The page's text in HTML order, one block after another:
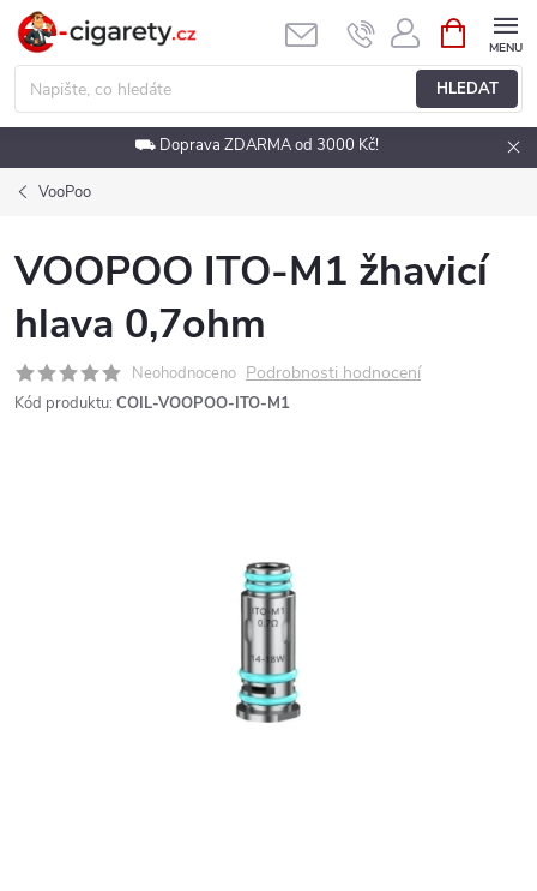
Přejít
obsah
HLEDAT
NÁKUPNÍ
KOŠÍK
⛟ Doprava ZDARMA od 3000 Kč!
VooPoo
VOOPOO ITO-M1 žhavicí
hlava 0,7ohm
Neohodnoceno Podrobnosti hodnocení
Kód produktu: COIL-VOOPOO-ITO-M1